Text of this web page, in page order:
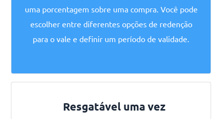
uma porcentagem sobre uma compra. Você pode
escolher entre diferentes opções de redenção
para o vale e definir um período de validade.
Resgatável uma vez